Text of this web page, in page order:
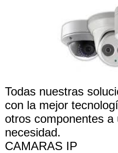
Todas nuestras
con la mejor
otros componentes
necesidad.
CAMARAS IP